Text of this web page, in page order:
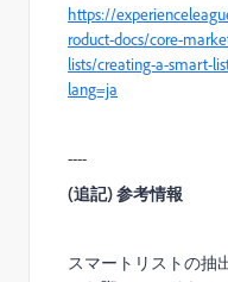
https://
roduct-docs/core-
lists/creating-a-smart-
lang=ja
----
(追記)参考情報
スマートリストの抽